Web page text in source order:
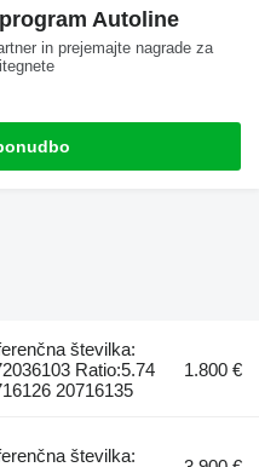
Autoline
in prejemajte nagrade za
številka:
Ratio:5.74
20716135
1.800 €
številka: